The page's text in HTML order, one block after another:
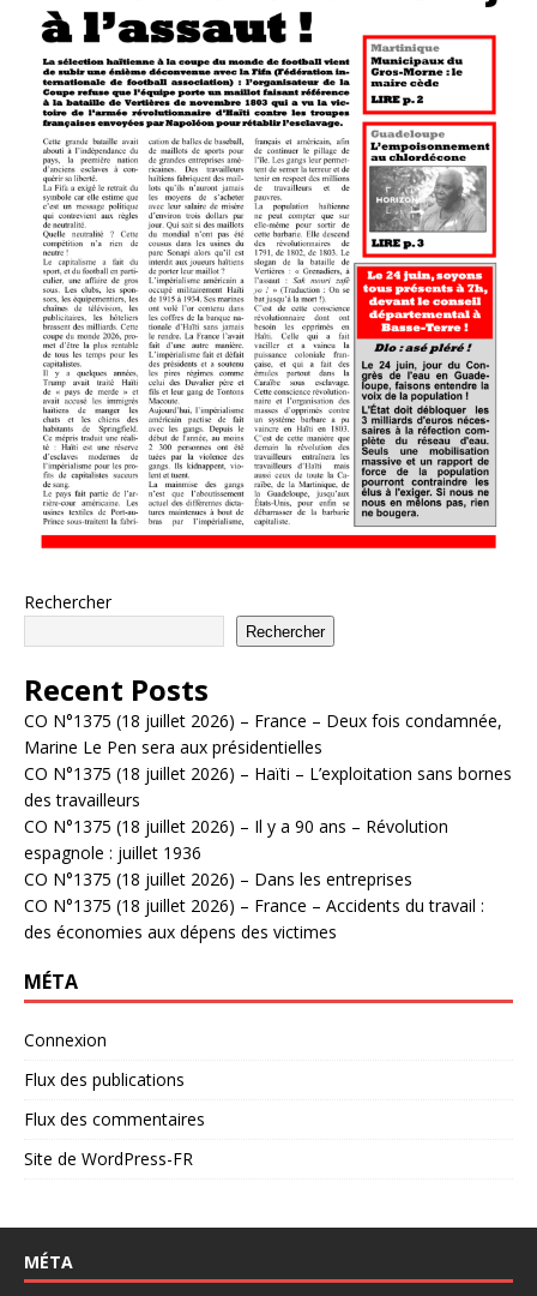
Rechercher
Rechercher
Recent Posts
CO N°1375 (18 juillet 2026) – France – Deux fois condamnée,
Marine Le Pen sera aux présidentielles
CO N°1375 (18 juillet 2026) – Haïti – L’exploitation sans bornes
des travailleurs
CO N°1375 (18 juillet 2026) – Il y a 90 ans – Révolution
espagnole : juillet 1936
CO N°1375 (18 juillet 2026) – Dans les entreprises
CO N°1375 (18 juillet 2026) – France – Accidents du travail :
des économies aux dépens des victimes
MÉTA
Connexion
Flux des publications
Flux des commentaires
Site de WordPress-FR
MÉTA